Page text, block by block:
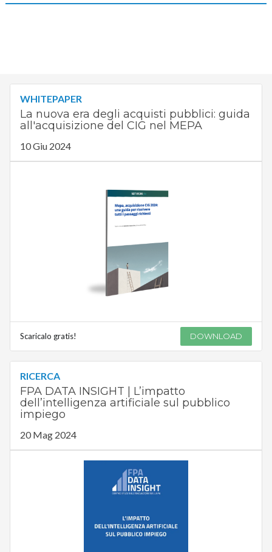
WHITEPAPER
La nuova era degli acquisti pubblici: guida
all'acquisizione del CIG nel MEPA
10 Giu 2024
Scaricalo gratis! DOWNLOAD
RICERCA
FPA DATA INSIGHT | L’impatto
dell’intelligenza artificiale sul pubblico
impiego
20 Mag 2024